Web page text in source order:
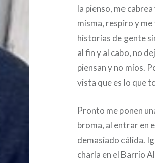
la pienso, me
misma, respiro y
historias de gente
al fin y al cabo, no
piensan y no míos.
vista que es lo que
Pronto me ponen
broma, al entrar en
demasiado cálida.
charla en el Barrio